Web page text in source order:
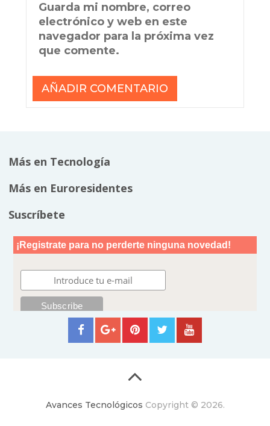
Guarda mi nombre, correo
electrónico y web en este
navegador para la próxima vez
que comente.
Más en Tecnología
Más en Euroresidentes
Suscríbete
Avances Tecnológicos Copyright © 2026.